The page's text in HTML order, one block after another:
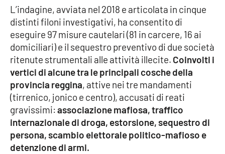
Reggio Calabria
Cosenza
Lamezia Terme
PROGETTI
SPECIALI
Buona Sanità Calabria
L’indagine, avviata nel 2018 e articolata in cinque
distinti filoni investigativi, ha consentito di
eseguire 97 misure cautelari (81 in carcere, 16 ai
domiciliari) e il sequestro preventivo di due società
ritenute strumentali alle attività illecite. Coinvolti i
vertici di alcune tra le principali cosche della
provincia reggina, attive nei tre mandamenti
(tirrenico, jonico e centro), accusati di reati
gravissimi:associazione mafiosa, traffico
internazionale di droga, estorsione, sequestro di
persona, scambio elettorale politico-mafioso e
detenzione di armi.